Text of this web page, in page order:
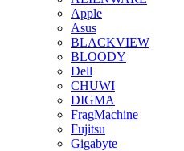
Apple
Asus
BLACKVIEW
BLOODY
Dell
CHUWI
DIGMA
FragMachine
Fujitsu
Gigabyte